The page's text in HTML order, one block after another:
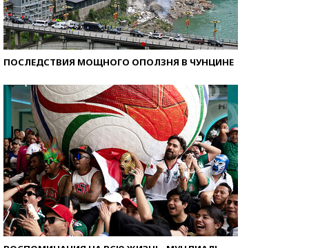
ПОСЛЕДСТВИЯ МОЩНОГО ОПОЛЗНЯ В ЧУНЦИНЕ